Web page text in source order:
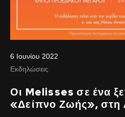
6 Ιουνίου 2022
Εκδηλώσεις
Οι Melisses σε ένα
«Δείπνο Ζωής», στη